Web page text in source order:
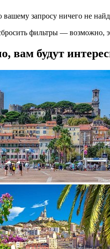
запросу ничего не
фильтры — возможно,
вам будут